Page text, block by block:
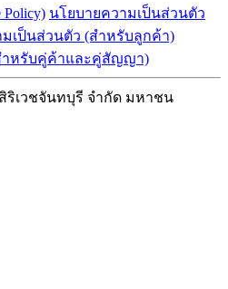
นโยบายความเป็นส่วนตัว
เป็นส่วนตัว (สำหรับลูกค้า)
ำหรับคู่ค้าและคู่สัญญา)
ริเวชจันทบุรี จำกัด มหาชน